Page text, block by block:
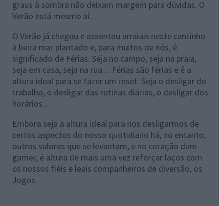
graus à sombra não deixam margem para dúvidas. O
Verão está mesmo aí.
O Verão já chegou e assentou arraiais neste cantinho
à beira mar plantado e, para muitos de nós, é
significado de Férias. Seja no campo, seja na praia,
seja em casa, seja na rua ... Férias são férias e é a
altura ideal para se fazer um reset. Seja o desligar do
trabalho, o desligar das rotinas diárias, o desligar dos
horários....
Embora seja a altura ideal para nos desligarmos de
certos aspectos do nosso quotidiano há, no entanto,
outros valores que se levantam, e no coração dum
gamer, é altura de mais uma vez reforçar laços com
os nossos fiéis e leais companheiros de diversão, os
Jogos.